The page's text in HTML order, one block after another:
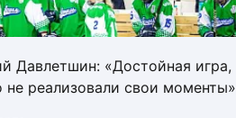
Давлетшин: «Достойная игра,
не реализовали свои моменты»